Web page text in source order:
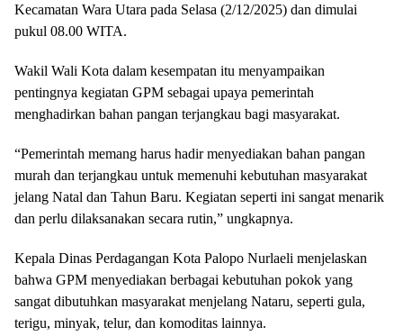
Kecamatan Wara Utara pada Selasa (2/12/2025) dan dimulai
pukul 08.00 WITA.
Wakil Wali Kota dalam kesempatan itu menyampaikan
pentingnya kegiatan GPM sebagai upaya pemerintah
menghadirkan bahan pangan terjangkau bagi masyarakat.
“Pemerintah memang harus hadir menyediakan bahan pangan
murah dan terjangkau untuk memenuhi kebutuhan masyarakat
jelang Natal dan Tahun Baru. Kegiatan seperti ini sangat menarik
dan perlu dilaksanakan secara rutin,” ungkapnya.
Kepala Dinas Perdagangan Kota Palopo Nurlaeli menjelaskan
bahwa GPM menyediakan berbagai kebutuhan pokok yang
sangat dibutuhkan masyarakat menjelang Nataru, seperti gula,
terigu, minyak, telur, dan komoditas lainnya.